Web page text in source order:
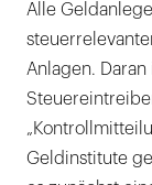
Alle
Anlagen.
Geldinstitute